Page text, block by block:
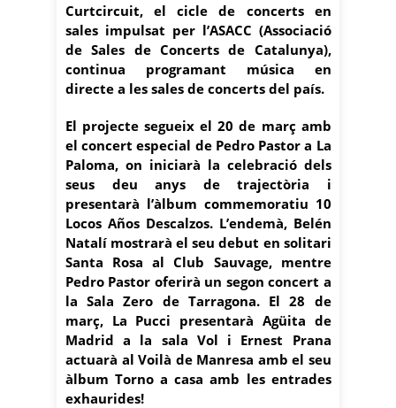
Curtcircuit, el cicle de concerts en
sales impulsat per l’ASACC (Associació
de Sales de Concerts de Catalunya),
continua programant música en
directe a les sales de concerts del país.
El projecte segueix el 20 de març amb
el concert especial de Pedro Pastor a La
Paloma, on iniciarà la celebració dels
seus deu anys de trajectòria i
presentarà l’àlbum commemoratiu 10
Locos Años Descalzos. L’endemà, Belén
Natalí mostrarà el seu debut en solitari
Santa Rosa al Club Sauvage, mentre
Pedro Pastor oferirà un segon concert a
la Sala Zero de Tarragona. El 28 de
març, La Pucci presentarà Agüita de
Madrid a la sala Vol i Ernest Prana
actuarà al Voilà de Manresa amb el seu
àlbum Torno a casa amb les entrades
exhaurides!